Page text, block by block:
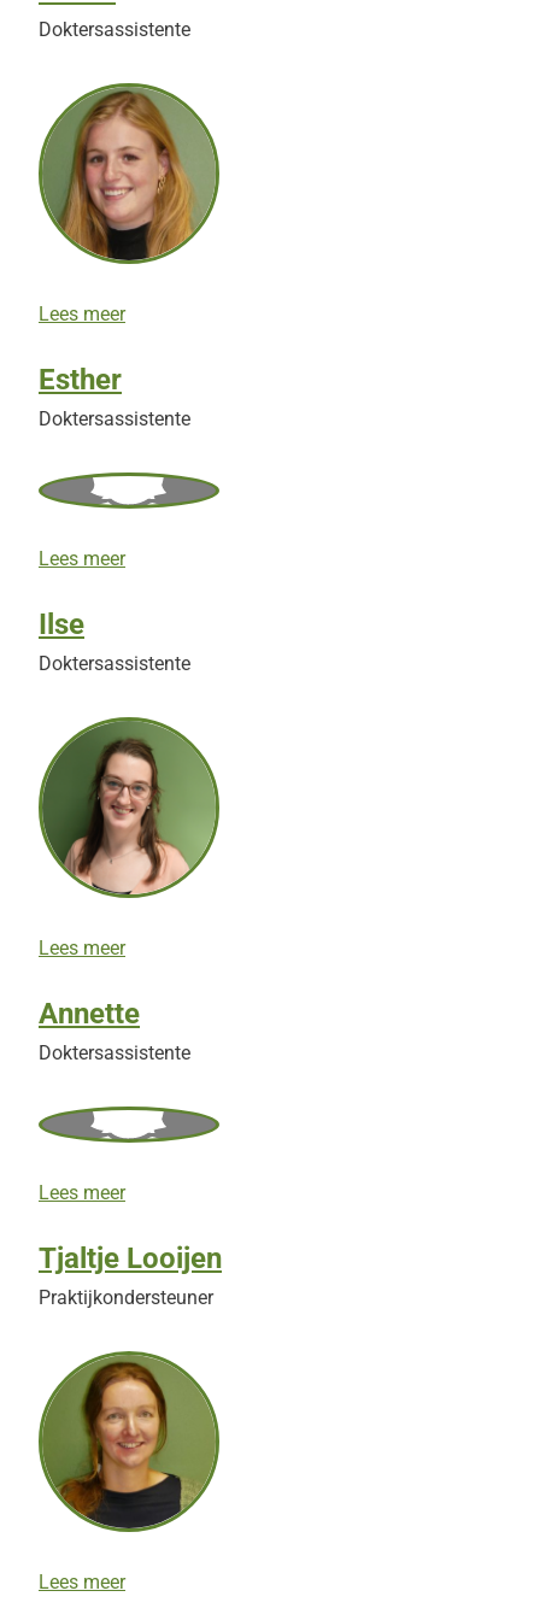
Doktersassistente
Lees meerT
Esther
Doktersassistente
Lees meerE
r
Ilse
Doktersassistente
Lees meerI
e
Annette
Doktersassistente
Lees meerA
e
t
Tjaltje Looijen
Praktijkondersteuner
Lees meerT